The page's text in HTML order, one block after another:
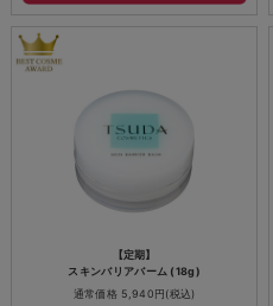
【定期】
スキンバリアバーム (18g)
通常価格 5,940円(税込)